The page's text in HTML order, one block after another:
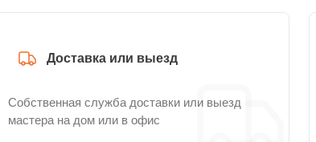
Доставка или выезд
Собственная служба доставки или выезд
мастера на дом или в офис